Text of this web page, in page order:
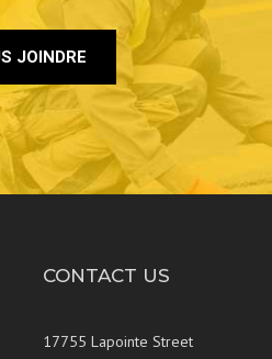
JOINDRE
CONTACT US
17755 Lapointe Street